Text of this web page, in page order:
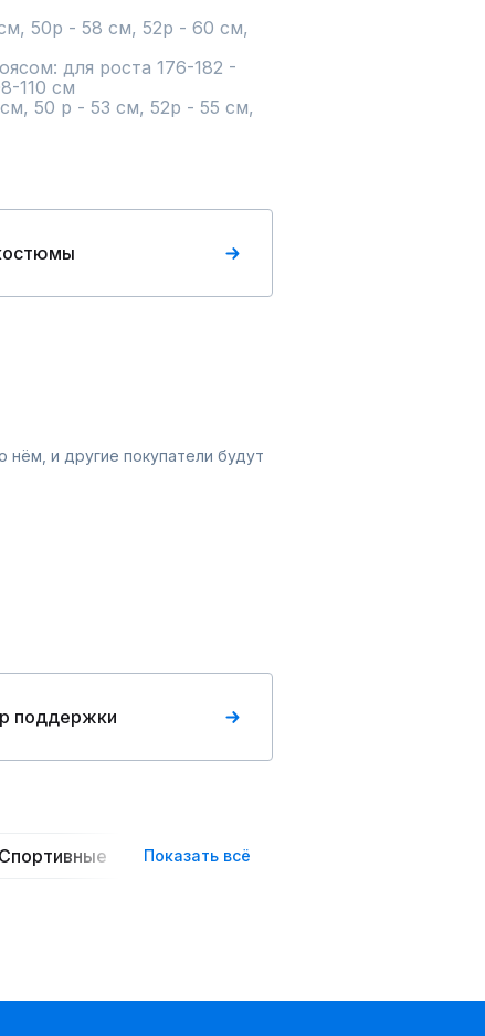
50р - 58 см, 52р - 60 см,
для роста 176-182 -
110 см
50 р - 53 см, 52р - 55 см,
нём, и другие покупатели будут
поддержки
Спортивные Повседневные
Показать всё